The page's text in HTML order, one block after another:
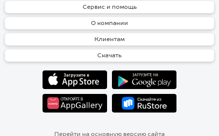
Сервис и помощь
О компании
Клиентам
Скачать
Перейти на основную версию сайта